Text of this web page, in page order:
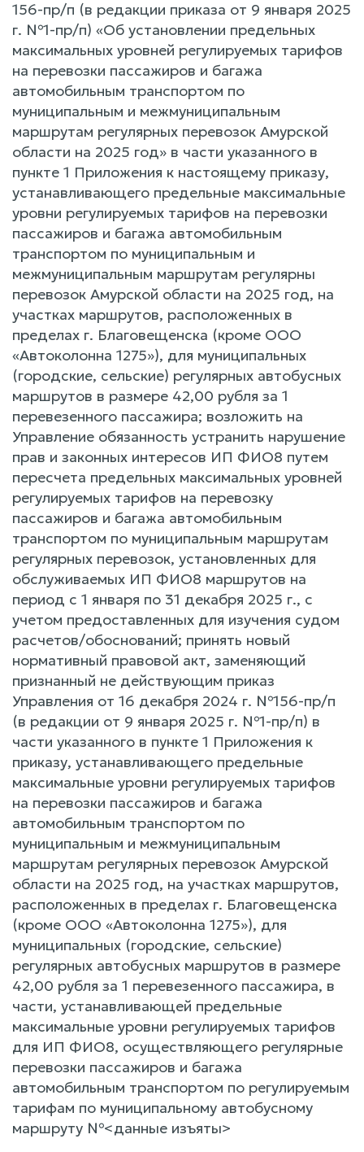
156-пр/п (в редакции приказа от 9 января 2025
г. №1-пр/п) «Об установлении предельных
максимальных уровней регулируемых тарифов
на перевозки пассажиров и багажа
автомобильным транспортом по
муниципальным и межмуниципальным
маршрутам регулярных перевозок Амурской
области на 2025 год» в части указанного в
пункте 1 Приложения к настоящему приказу,
устанавливающего предельные максимальные
уровни регулируемых тарифов на перевозки
пассажиров и багажа автомобильным
транспортом по муниципальным и
межмуниципальным маршрутам регулярны
перевозок Амурской области на 2025 год, на
участках маршрутов, расположенных в
пределах г. Благовещенска (кроме ООО
«Автоколонна 1275»), для муниципальных
(городские, сельские) регулярных автобусных
маршрутов в размере 42,00 рубля за 1
перевезенного пассажира; возложить на
Управление обязанность устранить нарушение
прав и законных интересов ИП ФИО8 путем
пересчета предельных максимальных уровней
регулируемых тарифов на перевозку
пассажиров и багажа автомобильным
транспортом по муниципальным маршрутам
регулярных перевозок, установленных для
обслуживаемых ИП ФИО8 маршрутов на
период c 1 января по 31 декабря 2025 г., c
учетом предоставленных для изучения судом
расчетов/обоснований; принять новый
нормативный правовой акт, заменяющий
признанный не действующим приказ
Управления от 16 декабря 2024 г. №156-пр/п
(в редакции от 9 января 2025 г. №1-пр/п) в
части указанного в пункте 1 Приложения к
приказу, устанавливающего предельные
максимальные уровни регулируемых тарифов
на перевозки пассажиров и багажа
автомобильным транспортом по
муниципальным и межмуниципальным
маршрутам регулярных перевозок Амурской
области на 2025 год, на участках маршрутов,
расположенных в пределах г. Благовещенска
(кроме ООО «Автоколонна 1275»), для
муниципальных (городские, сельские)
регулярных автобусных маршрутов в размере
42,00 рубля за 1 перевезенного пассажира, в
части, устанавливающей предельные
максимальные уровни регулируемых тарифов
для ИП ФИО8, осуществляющего регулярные
перевозки пассажиров и багажа
автомобильным транспортом по регулируемым
тарифам по муниципальному автобусному
маршруту №<данные изъяты>